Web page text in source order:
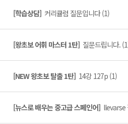
[학습상담] 커리큘럼 질문입니다 (1)
[왕초보 어휘 마스터 1탄] 질문드립니다.
[NEW 왕초보 탈출 1탄] 14강 127p (1)
[뉴스로 배우는 중고급 스페인어] llevarse